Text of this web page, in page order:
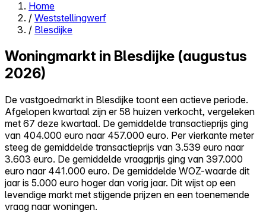
Close menu
Alles-in-één
Reviews
Prijzen
Log in
Probeer Walter gratis
Home
/ Weststellingwerf
/ Blesdijke
Woningmarkt in Blesdijke (augustus
2026)
De vastgoedmarkt in Blesdijke toont een actieve periode.
Afgelopen kwartaal zijn er 58 huizen verkocht, vergeleken
met 67 deze kwartaal. De gemiddelde transactieprijs ging
van 404.000 euro naar 457.000 euro. Per vierkante meter
steeg de gemiddelde transactieprijs van 3.539 euro naar
3.603 euro. De gemiddelde vraagprijs ging van 397.000
euro naar 441.000 euro. De gemiddelde WOZ-waarde dit
jaar is 5.000 euro hoger dan vorig jaar. Dit wijst op een
levendige markt met stijgende prijzen en een toenemende
vraag naar woningen.